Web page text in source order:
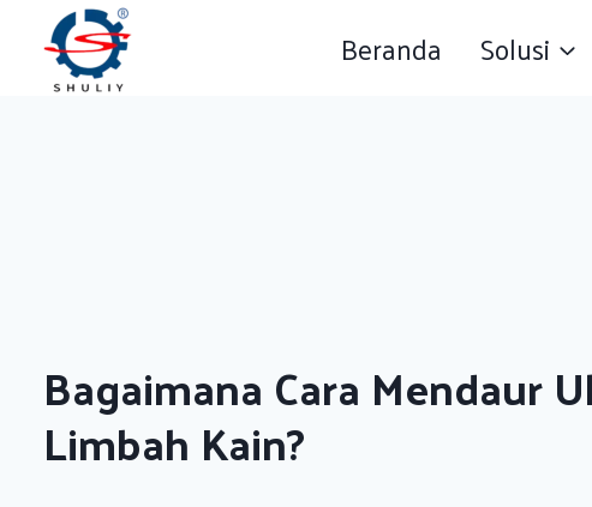
content
Beranda Solusi
Bagaimana Cara Mendaur
Limbah Kain?